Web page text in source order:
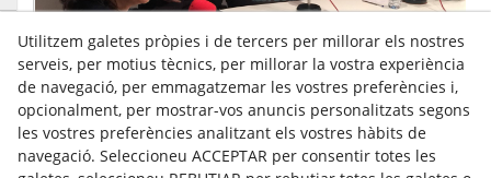
Utilitzem galetes pròpies i de tercers per millorar els nostres
serveis, per motius tècnics, per millorar la vostra experiència
de navegació, per emmagatzemar les vostres preferències i,
opcionalment, per mostrar-vos anuncis personalitzats segons
les vostres preferències analitzant els vostres hàbits de
navegació. Seleccioneu ACCEPTAR per consentir totes les